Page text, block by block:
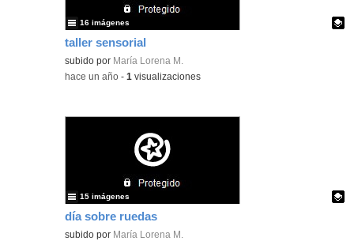
taller sensorial
Contenido educativo.
subido por María Lorena M.
16 imágenes
-hace un año -1 visualizaciones
día sobre ruedas
Contenido educativo.
subido por María Lorena M.
15 imágenes